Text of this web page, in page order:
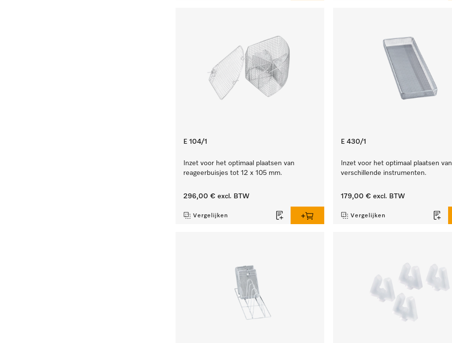
E 104/1
Inzet voor het optimaal plaatsen van
reageerbuisjes tot 12 x 105 mm.
296,00 € excl. BTW
Vergelijken
E 430/1
Inzet voor het optimaal plaatsen van
verschillende instrumenten.
179,00 € excl. BTW
Vergelijken